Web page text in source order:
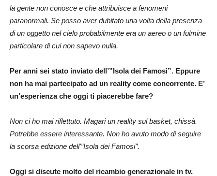
la gente non conosce e che attribuisce a fenomeni
paranormali. Se posso aver dubitato una volta della presenza
di un oggetto nel cielo probabilmente era un aereo o un fulmine
particolare di cui non sapevo nulla.
Per anni sei stato inviato dell’”Isola dei Famosi”. Eppure
non ha mai partecipato ad un reality come concorrente. E’
un’esperienza che oggi ti piacerebbe fare?
Non ci ho mai riflettuto. Magari un reality sul basket, chissà.
Potrebbe essere interessante. Non ho avuto modo di seguire
la scorsa edizione dell'”Isola dei Famosi”.
Oggi si discute molto del ricambio generazionale in tv.